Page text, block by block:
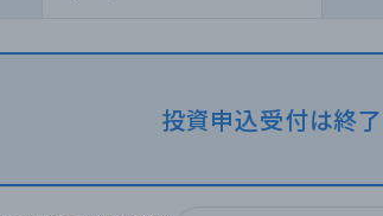
投資申込受付は終